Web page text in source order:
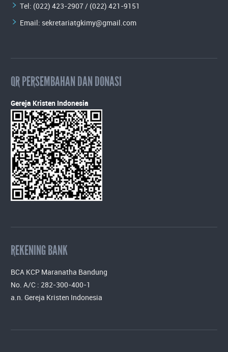
Tel: (022) 423-2907 / (022) 421-9151
Email: sekretariatgkimy@gmail.com
QR PERSEMBAHAN DAN DONASI
Gereja Kristen Indonesia
REKENING BANK
BCA KCP Maranatha Bandung
No. A/C : 282-300-400-1
a.n. Gereja Kristen Indonesia